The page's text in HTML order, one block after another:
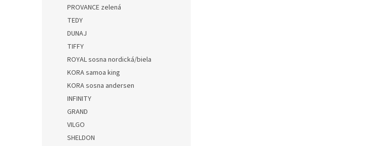
PROVANCE zelená
TEDY
DUNAJ
TIFFY
ROYAL sosna nordická/biela
KORA samoa king
KORA sosna andersen
INFINITY
GRAND
VILGO
SHELDON